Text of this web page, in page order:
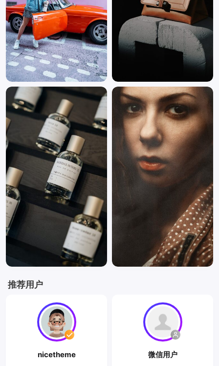
推荐用户
nicetheme 微信用户